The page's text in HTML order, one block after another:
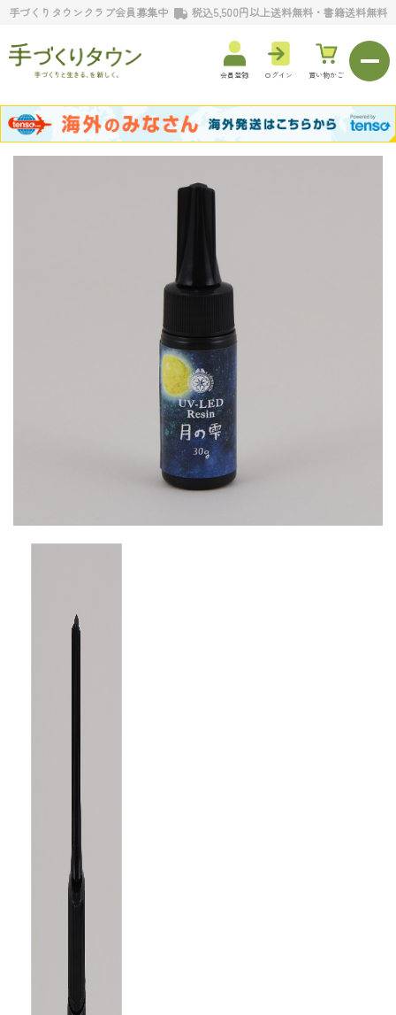
手づくりタウンクラブ会員募集中 税込5,500円以上送料無料・書籍送料無料
会員登録 ログイン 買い物かご